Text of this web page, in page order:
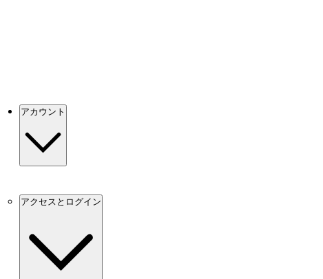
アカウント
アクセスとログイン